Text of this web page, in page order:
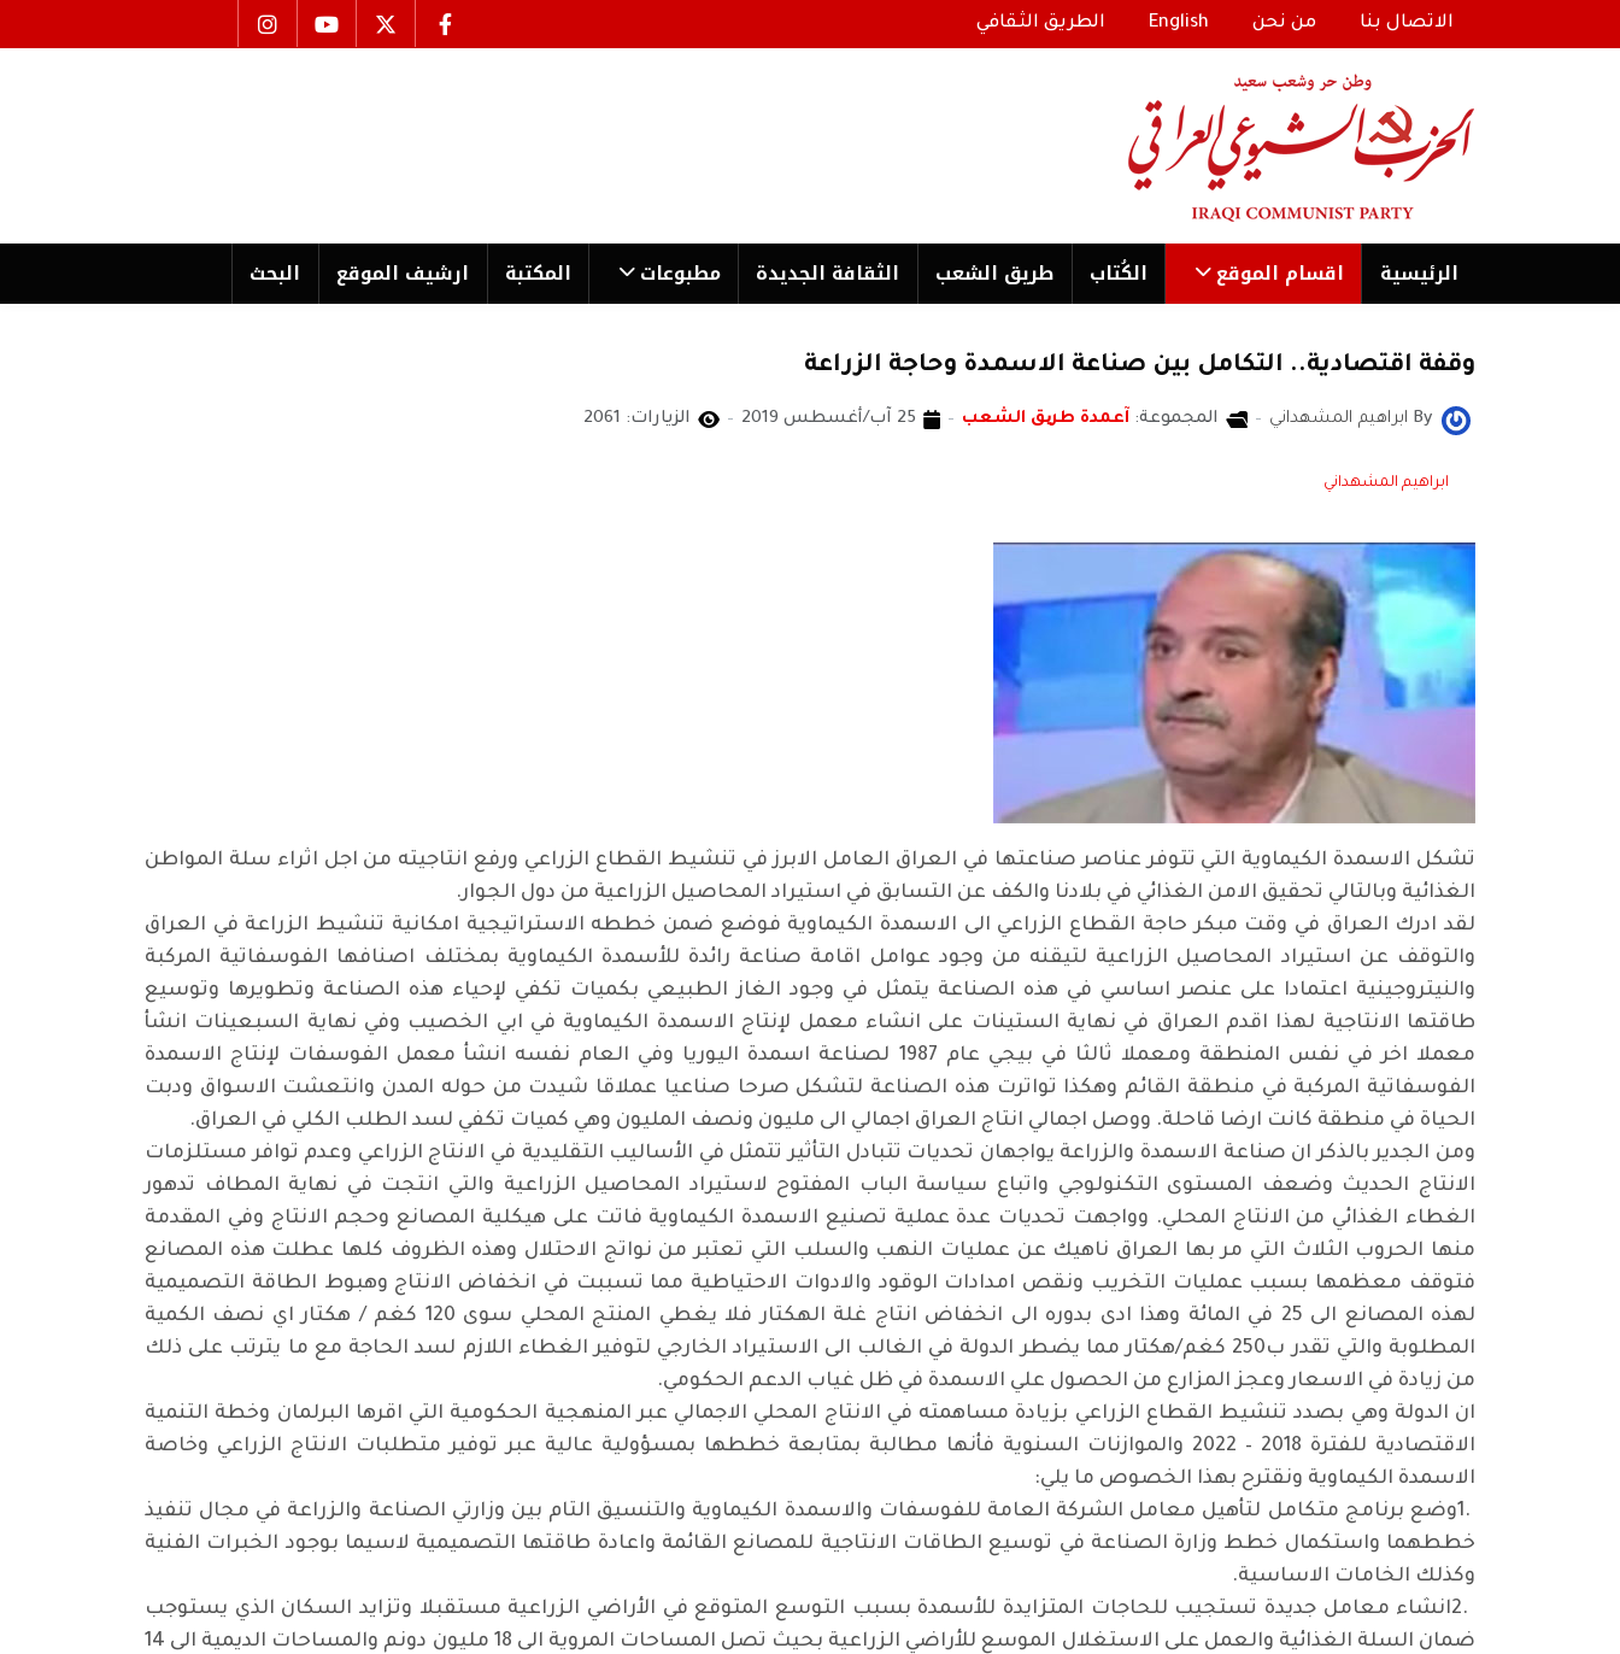
الاتصال بنا من نحن English الطريق الثقافي
الرئیسية اقسام الموقع الكُتاب طریق الشعب الثقافة الجدیدة مطبوعات المكتبة ارشیف الموقع البحث
وقفة اقتصادية.. التكامل بين صناعة الاسمدة وحاجة الزراعة
By ابراهيم المشهداني المجموعة: آعمدة طریق الشعب 25 آب/أغسطس 2019 الزيارات: 2061
ابراهيم المشهداني
تشكل الاسمدة الكيماوية التي تتوفر عناصر صناعتها في العراق العامل الابرز في تنشيط القطاع الزراعي ورفع انتاجيته من اجل اثراء سلة المواطن
الغذائية وبالتالي تحقيق الامن الغذائي في بلادنا والكف عن التسابق في استيراد المحاصيل الزراعية من دول الجوار.
لقد ادرك العراق في وقت مبكر حاجة القطاع الزراعي الى الاسمدة الكيماوية فوضع ضمن خططه الاستراتيجية امكانية تنشيط الزراعة في العراق
والتوقف عن استيراد المحاصيل الزراعية لتيقنه من وجود عوامل اقامة صناعة رائدة للأسمدة الكيماوية بمختلف اصنافها الفوسفاتية المركبة
والنيتروجينية اعتمادا على عنصر اساسي في هذه الصناعة يتمثل في وجود الغاز الطبيعي بكميات تكفي لإحياء هذه الصناعة وتطويرها وتوسيع
طاقتها الانتاجية لهذا اقدم العراق في نهاية الستينات على انشاء معمل لإنتاج الاسمدة الكيماوية في ابي الخصيب وفي نهاية السبعينات انشأ
معملا اخر في نفس المنطقة ومعملا ثالثا في بيجي عام 1987 لصناعة اسمدة اليوريا وفي العام نفسه انشأ معمل الفوسفات لإنتاج الاسمدة
الفوسفاتية المركبة في منطقة القائم وهكذا تواترت هذه الصناعة لتشكل صرحا صناعيا عملاقا شيدت من حوله المدن وانتعشت الاسواق ودبت
الحياة في منطقة كانت ارضا قاحلة. ووصل اجمالي انتاج العراق اجمالي الى مليون ونصف المليون وهي كميات تكفي لسد الطلب الكلي في العراق.
ومن الجدير بالذكر ان صناعة الاسمدة والزراعة يواجهان تحديات تتبادل التأثير تتمثل في الأساليب التقليدية في الانتاج الزراعي وعدم توافر مستلزمات
الانتاج الحديث وضعف المستوى التكنولوجي واتباع سياسة الباب المفتوح لاستيراد المحاصيل الزراعية والتي انتجت في نهاية المطاف تدهور
الغطاء الغذائي من الانتاج المحلي. وواجهت تحديات عدة عملية تصنيع الاسمدة الكيماوية فاتت على هيكلية المصانع وحجم الانتاج وفي المقدمة
منها الحروب الثلاث التي مر بها العراق ناهيك عن عمليات النهب والسلب التي تعتبر من نواتج الاحتلال وهذه الظروف كلها عطلت هذه المصانع
فتوقف معظمها بسبب عمليات التخريب ونقص امدادات الوقود والادوات الاحتياطية مما تسببت في انخفاض الانتاج وهبوط الطاقة التصميمية
لهذه المصانع الى 25 في المائة وهذا ادى بدوره الى انخفاض انتاج غلة الهكتار فلا يغطي المنتج المحلي سوى 120 كغم / هكتار اي نصف الكمية
المطلوبة والتي تقدر ب250 كغم/هكتار مما يضطر الدولة في الغالب الى الاستيراد الخارجي لتوفير الغطاء اللازم لسد الحاجة مع ما يترتب على ذلك
من زيادة في الاسعار وعجز المزارع من الحصول علي الاسمدة في ظل غياب الدعم الحكومي.
ان الدولة وهي بصدد تنشيط القطاع الزراعي بزيادة مساهمته في الانتاج المحلي الاجمالي عبر المنهجية الحكومية التي اقرها البرلمان وخطة التنمية
الاقتصادية للفترة 2018 – 2022 والموازنات السنوية فأنها مطالبة بمتابعة خططها بمسؤولية عالية عبر توفير متطلبات الانتاج الزراعي وخاصة
الاسمدة الكيماوية ونقترح بهذا الخصوص ما يلي:
1.وضع برنامج متكامل لتأهيل معامل الشركة العامة للفوسفات والاسمدة الكيماوية والتنسيق التام بين وزارتي الصناعة والزراعة في مجال تنفيذ
خططهما واستكمال خطط وزارة الصناعة في توسيع الطاقات الانتاجية للمصانع القائمة واعادة طاقتها التصميمية لاسيما بوجود الخبرات الفنية
وكذلك الخامات الاساسية.
2.انشاء معامل جديدة تستجيب للحاجات المتزايدة للأسمدة بسبب التوسع المتوقع في الأراضي الزراعية مستقبلا وتزايد السكان الذي يستوجب
ضمان السلة الغذائية والعمل على الاستغلال الموسع للأراضي الزراعية بحيث تصل المساحات المروية الى 18 مليون دونم والمساحات الديمية الى 14